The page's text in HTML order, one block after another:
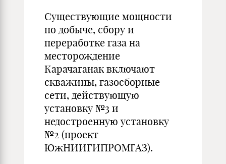
Существующие мощности
по добыче, сбору и
переработке газа на
месторождение
Карачаганак включают
скважины, газосборные
сети, действующую
установку №3 и
недостроенную установку
№2 (проект
ЮжНИИГИПРОМГАЗ).